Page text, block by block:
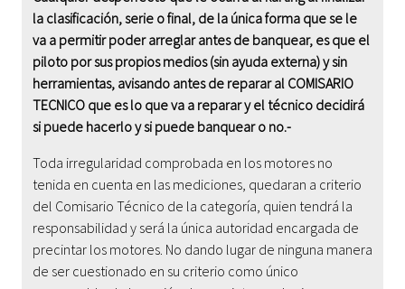
la clasificación, serie o final, de la única forma que se le
va a permitir poder arreglar antes de banquear, es que el
piloto por sus propios medios (sin ayuda externa) y sin
herramientas, avisando antes de reparar al COMISARIO
TECNICO que es lo que va a reparar y el técnico decidirá
si puede hacerlo y si puede banquear o no.-
Toda irregularidad comprobada en los motores no
tenida en cuenta en las mediciones, quedaran a criterio
del Comisario Técnico de la categoría, quien tendrá la
responsabilidad y será la única autoridad encargada de
precintar los motores. No dando lugar de ninguna manera
de ser cuestionado en su criterio como único